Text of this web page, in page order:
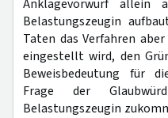
Anklagevorwurf allein
Belastungszeugin
Taten das Verfahren
eingestellt wird, den
Beweisbedeutung für
Frage der
Belastungszeugin